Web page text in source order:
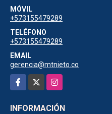
MÓVIL
+573155479289
TELÉFONO
+573155479289
EMAIL
gerencia@mtnieto.co
Facebook
Instagram
INFORMACIÓN